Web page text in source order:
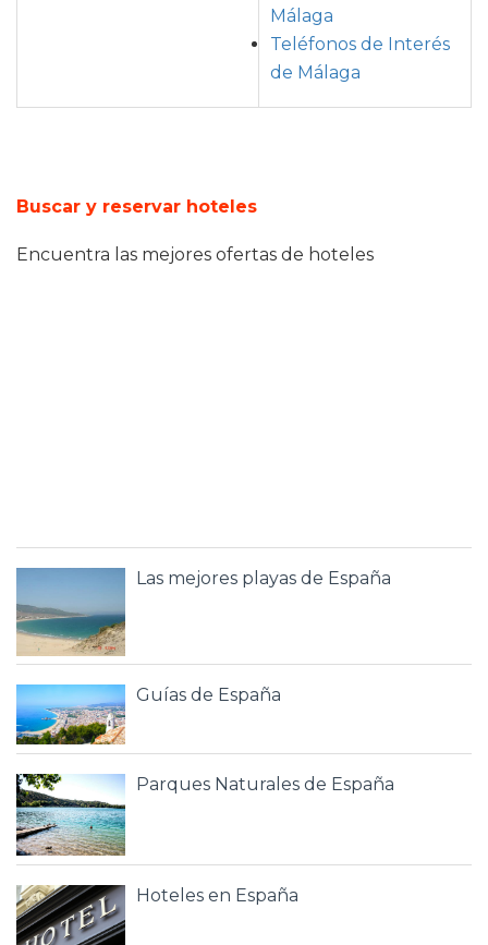
Málaga
Teléfonos de Interés
de Málaga
Buscar y reservar hoteles
Encuentra las mejores ofertas de hoteles
Las mejores playas de España
Guías de España
Parques Naturales de España
Hoteles en España